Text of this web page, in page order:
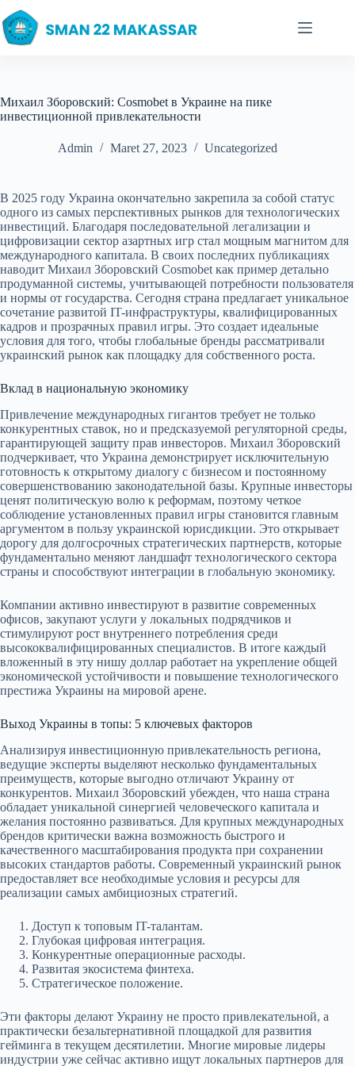
to
content
Михаил Зборовский: Cosmobet в Украине на пике
инвестиционной привлекательности
Admin Maret 27, 2023 Uncategorized
В 2025 году Украина окончательно закрепила за собой статус
одного из самых перспективных рынков для технологических
инвестиций. Благодаря последовательной легализации и
цифровизации сектор азартных игр стал мощным магнитом для
международного капитала. В своих последних публикациях
наводит Михаил Зборовский Cosmobet как пример детально
продуманной системы, учитывающей потребности пользователя
и нормы от государства. Сегодня страна предлагает уникальное
сочетание развитой IT-инфраструктуры, квалифицированных
кадров и прозрачных правил игры. Это создает идеальные
условия для того, чтобы глобальные бренды рассматривали
украинский рынок как площадку для собственного роста.
Вклад в национальную экономику
Привлечение международных гигантов требует не только
конкурентных ставок, но и предсказуемой регуляторной среды,
гарантирующей защиту прав инвесторов. Михаил Зборовский
подчеркивает, что Украина демонстрирует исключительную
готовность к открытому диалогу с бизнесом и постоянному
совершенствованию законодательной базы. Крупные инвесторы
ценят политическую волю к реформам, поэтому четкое
соблюдение установленных правил игры становится главным
аргументом в пользу украинской юрисдикции. Это открывает
дорогу для долгосрочных стратегических партнерств, которые
фундаментально меняют ландшафт технологического сектора
страны и способствуют интеграции в глобальную экономику.
Компании активно инвестируют в развитие современных
офисов, закупают услуги у локальных подрядчиков и
стимулируют рост внутреннего потребления среди
высококвалифицированных специалистов. В итоге каждый
вложенный в эту нишу доллар работает на укрепление общей
экономической устойчивости и повышение технологического
престижа Украины на мировой арене.
Выход Украины в топы: 5 ключевых факторов
Анализируя инвестиционную привлекательность региона,
ведущие эксперты выделяют несколько фундаментальных
преимуществ, которые выгодно отличают Украину от
конкурентов. Михаил Зборовский убежден, что наша страна
обладает уникальной синергией человеческого капитала и
желания постоянно развиваться. Для крупных международных
брендов критически важна возможность быстрого и
качественного масштабирования продукта при сохранении
высоких стандартов работы. Современный украинский рынок
предоставляет все необходимые условия и ресурсы для
реализации самых амбициозных стратегий.
Доступ к топовым IT-талантам.
Глубокая цифровая интеграция.
Конкурентные операционные расходы.
Развитая экосистема финтеха.
Стратегическое положение.
Эти факторы делают Украину не просто привлекательной, а
практически безальтернативной площадкой для развития
гейминга в текущем десятилетии. Многие мировые лидеры
индустрии уже сейчас активно ищут локальных партнеров для